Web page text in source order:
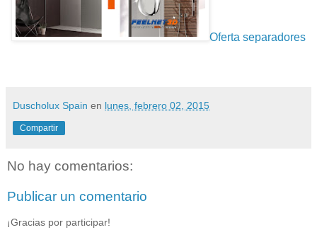
Oferta separadores
Duscholux Spain en lunes, febrero 02, 2015
Compartir
No hay comentarios:
Publicar un comentario
¡Gracias por participar!